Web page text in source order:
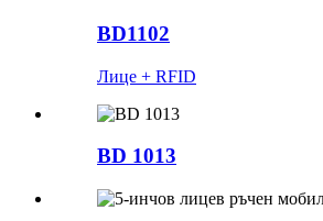
BD1102
Лице + RFID
BD 1013